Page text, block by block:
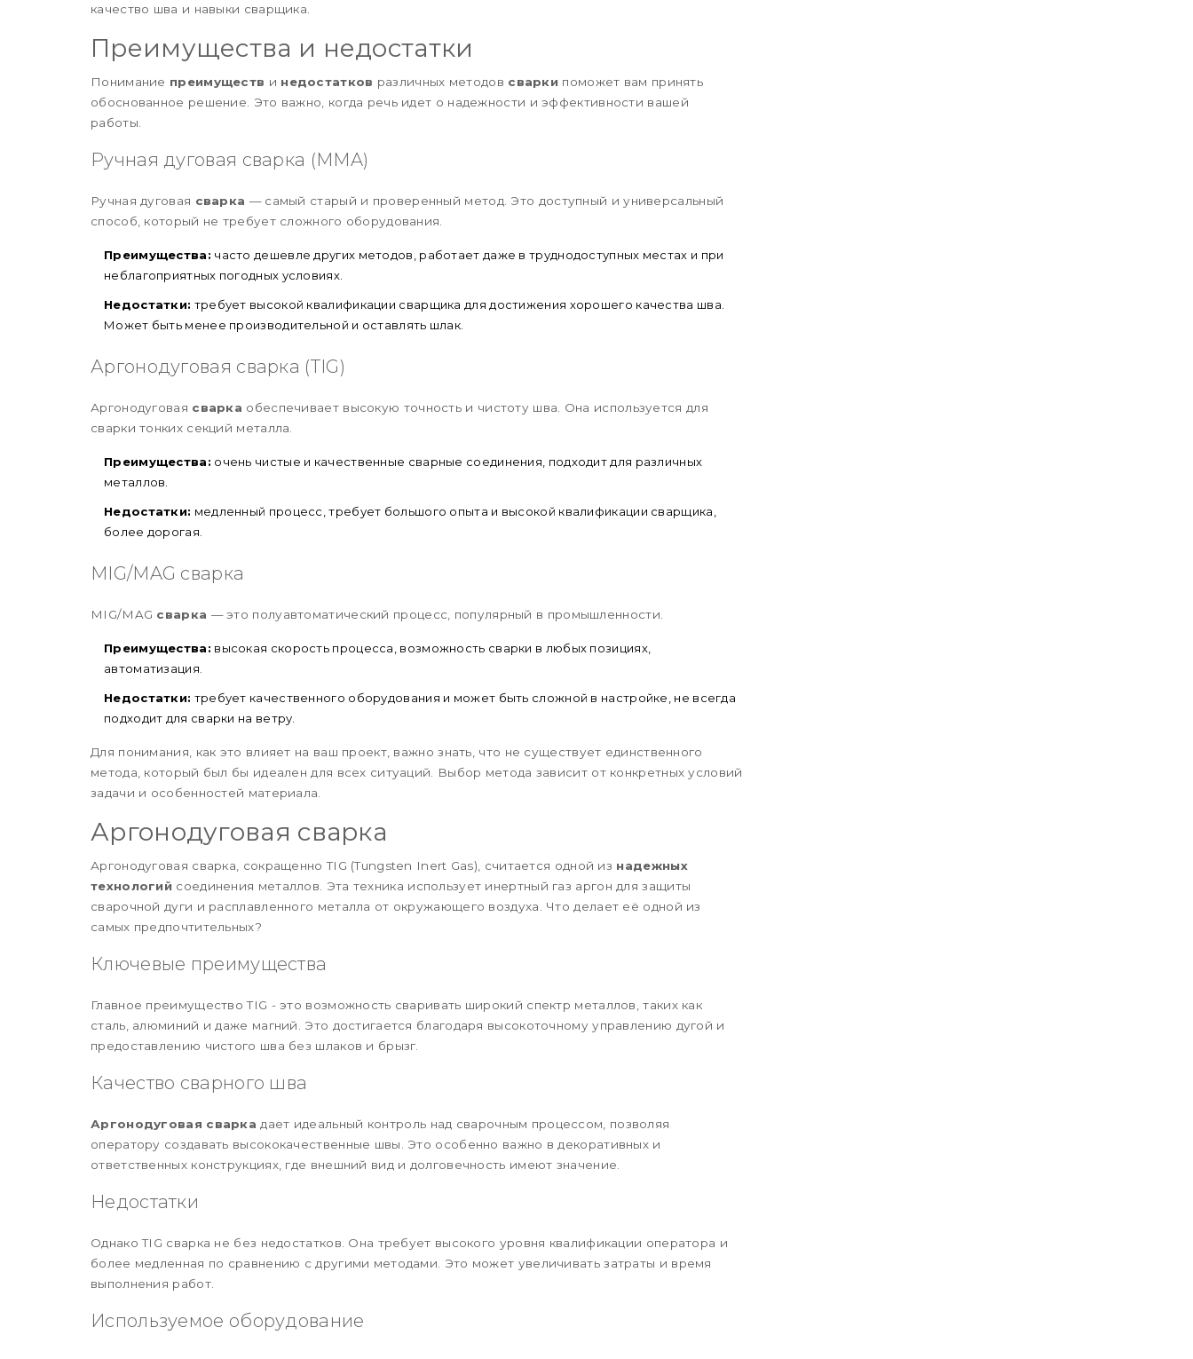
качество шва и навыки сварщика.
Преимущества и недостатки
Понимание преимуществ и недостатков различных методов сварки поможет вам принять
обоснованное решение. Это важно, когда речь идет о надежности и эффективности вашей
работы.
Ручная дуговая сварка (MMA)
Ручная дуговая сварка — самый старый и проверенный метод. Это доступный и универсальный
способ, который не требует сложного оборудования.
Преимущества: часто дешевле других методов, работает даже в труднодоступных местах и при
неблагоприятных погодных условиях.
Недостатки: требует высокой квалификации сварщика для достижения хорошего качества шва.
Может быть менее производительной и оставлять шлак.
Аргонодуговая сварка (TIG)
Аргонодуговая сварка обеспечивает высокую точность и чистоту шва. Она используется для
сварки тонких секций металла.
Преимущества: очень чистые и качественные сварные соединения, подходит для различных
металлов.
Недостатки: медленный процесс, требует большого опыта и высокой квалификации сварщика,
более дорогая.
MIG/MAG сварка
MIG/MAG сварка — это полуавтоматический процесс, популярный в промышленности.
Преимущества: высокая скорость процесса, возможность сварки в любых позициях,
автоматизация.
Недостатки: требует качественного оборудования и может быть сложной в настройке, не всегда
подходит для сварки на ветру.
Для понимания, как это влияет на ваш проект, важно знать, что не существует единственного
метода, который был бы идеален для всех ситуаций. Выбор метода зависит от конкретных условий
задачи и особенностей материала.
Аргонодуговая сварка
Аргонодуговая сварка, сокращенно TIG (Tungsten Inert Gas), считается одной из надежных
технологий соединения металлов. Эта техника использует инертный газ аргон для защиты
сварочной дуги и расплавленного металла от окружающего воздуха. Что делает её одной из
самых предпочтительных?
Ключевые преимущества
Главное преимущество TIG - это возможность сваривать широкий спектр металлов, таких как
сталь, алюминий и даже магний. Это достигается благодаря высокоточному управлению дугой и
предоставлению чистого шва без шлаков и брызг.
Качество сварного шва
Аргонодуговая сварка дает идеальный контроль над сварочным процессом, позволяя
оператору создавать высококачественные швы. Это особенно важно в декоративных и
ответственных конструкциях, где внешний вид и долговечность имеют значение.
Недостатки
Однако TIG сварка не без недостатков. Она требует высокого уровня квалификации оператора и
более медленная по сравнению с другими методами. Это может увеличивать затраты и время
выполнения работ.
Используемое оборудование